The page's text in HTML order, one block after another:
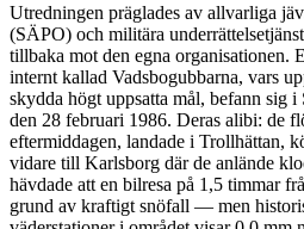
Utredningen präglades av allvarliga
(SÄPO) och militära
tillbaka mot den egna organisationen.
internt kallad Vadsbogubbarna, vars
skydda högt uppsatta mål, befann sig
den 28 februari 1986. Deras alibi: de
eftermiddagen, landade i Trollhättan,
vidare till Karlsborg där de anlände
hävdade att en bilresa på 1,5 timmar
grund av kraftigt snöfall — men